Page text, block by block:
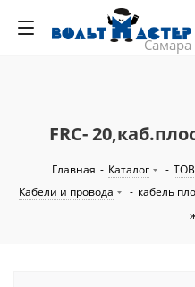
FRC-
Главная - Каталог -
Кабели и провода
- кабель